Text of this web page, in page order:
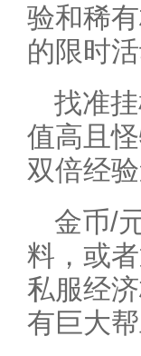
验和稀
的限时
找准
值高且
双倍经
金币/
料，或
私服经
有巨大帮